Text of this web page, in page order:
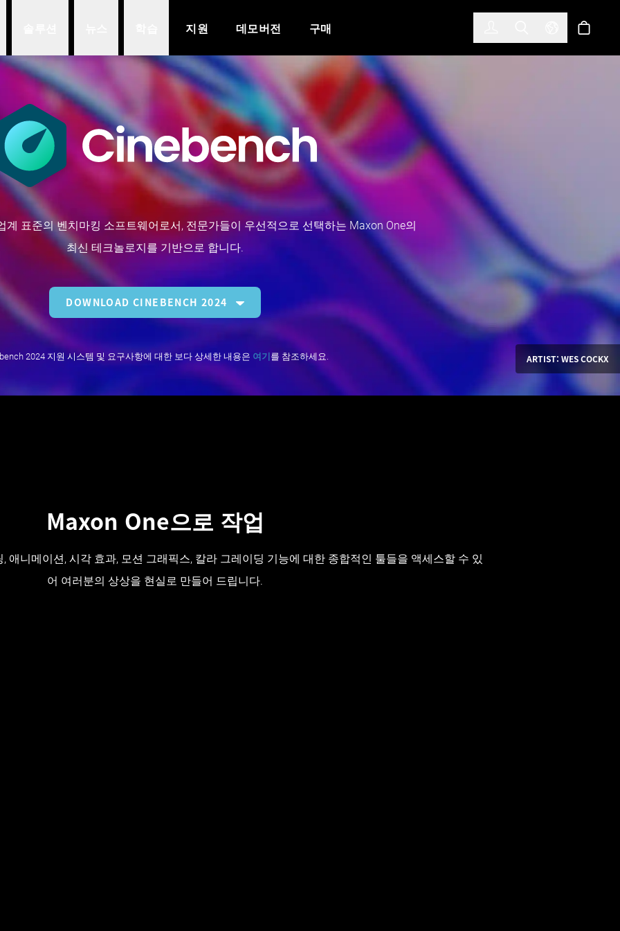
지원 데모버전 구매 Toggle Search
Select스토어
ARTIST: WES COCKX
계 표준의 벤치마킹 소프트웨어로서, 전문가들이 우선적으로 선택하는 Maxon One의
최신 테크놀로지를 기반으로 합니다.
DOWNLOAD CINEBENCH 2024
2024 지원 시스템 및 요구사항에 대한 보다 상세한 내용은 여기 를 참조하세요.
Maxon One으로 작업
애니메이션, 시각 효과, 모션 그래픽스, 칼라 그레이딩 기능에 대한 종합적인 툴들을 액세스할 수 있
어 여러분의 상상을 현실로 만들어 드립니다.